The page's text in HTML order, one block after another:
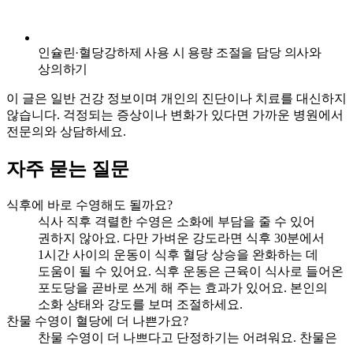
인슐린·혈당강하제 사용 시 용량 조절을 담당 의사와
상의하기
이 글은 일반 건강 정보이며 개인의 진단이나 치료를 대신하지
않습니다. 걱정되는 증상이나 변화가 있다면 가까운 병원에서
전문의와 상담하세요.
자주 묻는 질문
식후에 바로 수영해도 될까요?
식사 직후 격렬한 수영은 소화에 부담을 줄 수 있어
권하지 않아요. 다만 가벼운 강도라면 식후 30분에서
1시간 사이의 운동이 식후 혈당 상승을 완화하는 데
도움이 될 수 있어요. 식후 운동은 근육이 식사로 들어온
포도당을 곧바로 쓰게 해 주는 효과가 있어요. 본인의
소화 상태와 강도를 보며 조절하세요.
찬물 수영이 혈당에 더 나쁜가요?
찬물 수영이 더 나쁘다고 단정하기는 어려워요. 찬물은